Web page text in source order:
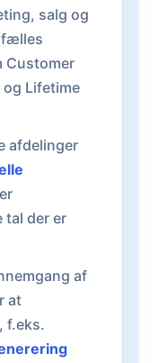
salg og
fælles
Customer
Lifetime
afdelinger
tal der er
af
at
f.eks.